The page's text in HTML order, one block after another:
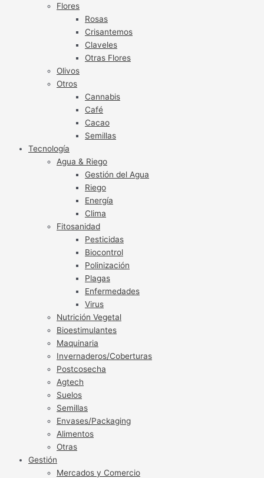
Flores
Rosas
Crisantemos
Claveles
Otras Flores
Olivos
Otros
Cannabis
Café
Cacao
Semillas
Tecnología
Agua & Riego
Gestión del Agua
Riego
Energía
Clima
Fitosanidad
Pesticidas
Biocontrol
Polinización
Plagas
Enfermedades
Virus
Nutrición Vegetal
Bioestimulantes
Maquinaria
Invernaderos/Coberturas
Postcosecha
Agtech
Suelos
Semillas
Envases/Packaging
Alimentos
Otras
Gestión
Mercados y Comercio